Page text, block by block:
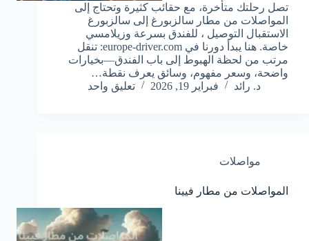
تصل رحلتك متأخرة، مع حقائب كثيرة وتحتاج إلى
المواصلات من مطار سالزبورغ إلى سالزبورغ
الاستقبال التوصيل ، للفندق بسرعة وزيلامسي
خاصة. هنا يبدأ دورنا في europe-driver.com: تنقل
مرتب من لحظة الهبوط إلى باب الفندق—بخيارات
واضحة، وسعر مفهوم، وسائق يعرف نقطة…
د. رائد
فبراير 19, 2026 تعليق واحد
مواصلات
المواصلات من مطار فيينا